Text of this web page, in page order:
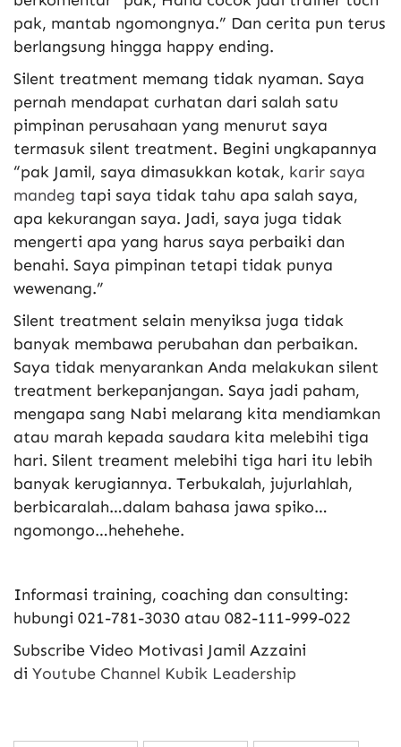
pak, mantab ngomongnya.” Dan cerita pun terus
berlangsung hingga happy ending.
Silent treatment memang tidak nyaman. Saya
pernah mendapat curhatan dari salah satu
pimpinan perusahaan yang menurut saya
termasuk silent treatment. Begini ungkapannya
“pak Jamil, saya dimasukkan kotak, karir saya
mandeg tapi saya tidak tahu apa salah saya,
apa kekurangan saya. Jadi, saya juga tidak
mengerti apa yang harus saya perbaiki dan
benahi. Saya pimpinan tetapi tidak punya
wewenang.”
Silent treatment selain menyiksa juga tidak
banyak membawa perubahan dan perbaikan.
Saya tidak menyarankan Anda melakukan silent
treatment berkepanjangan. Saya jadi paham,
mengapa sang Nabi melarang kita mendiamkan
atau marah kepada saudara kita melebihi tiga
hari. Silent treament melebihi tiga hari itu lebih
banyak kerugiannya. Terbukalah, jujurlahlah,
berbicaralah…dalam bahasa jawa spiko…
ngomongo…hehehehe.
Informasi training, coaching dan consulting:
hubungi 021-781-3030 atau 082-111-999-022
Subscribe Video Motivasi Jamil Azzaini
di Youtube Channel Kubik Leadership